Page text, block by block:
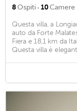
8Ospiti · 10Camere
Questa villa, a
auto da Forte
Fiera e 18,1 km da
Questa villa è